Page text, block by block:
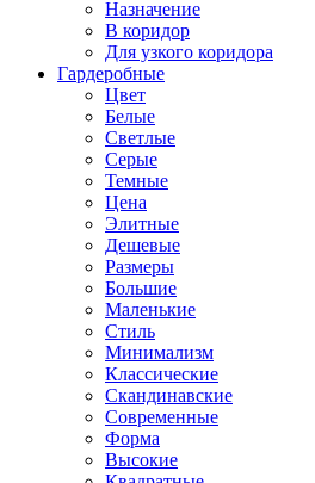
Назначение
В коридор
Для узкого коридора
Гардеробные
Цвет
Белые
Светлые
Серые
Темные
Цена
Элитные
Дешевые
Размеры
Большие
Маленькие
Стиль
Минимализм
Классические
Скандинавские
Современные
Форма
Высокие